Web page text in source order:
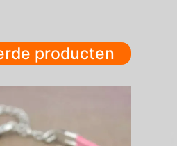
producten